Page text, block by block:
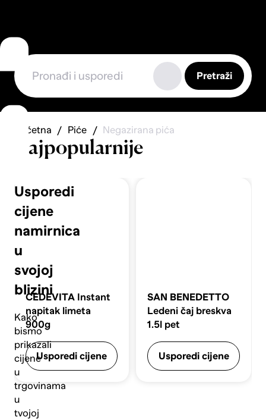
Usporedi
cijene
namirnica
u
svojoj
blizini
Kako
bismo
prikazali
cijene
u
trgovinama
u
tvojoj
Pretraži
Početna Piće Negazirana pića
Najpopularnije
CEDEVITA Instant
napitak limeta
900g
Usporedi cijene
SAN BENEDETTO
Ledeni čaj breskva
1.5l pet
Usporedi cijene